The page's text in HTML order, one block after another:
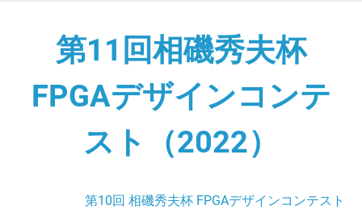
第11回相磯秀夫杯
FPGAデザインコンテ
スト（2022）
第10回 相磯秀夫杯 FPGAデザインコンテスト